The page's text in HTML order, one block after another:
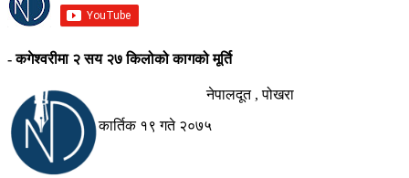
- कगेश्वरीमा २ सय २७ किलोको कागको मूर्ति
नेपालदूत , पोखरा
कार्तिक १९ गते २०७५